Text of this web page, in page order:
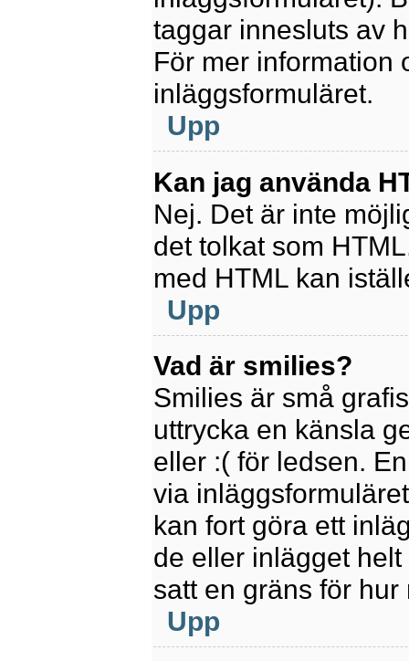
taggar innesluts av
För mer information
inläggsformuläret.
Upp
Kan jag använda
Nej. Det är inte
det tolkat som
med HTML kan
Upp
Vad är smilies?
Smilies är små
uttrycka en känsla
eller :( för ledsen.
via
kan fort göra ett
de eller inlägget
satt en gräns för
Upp